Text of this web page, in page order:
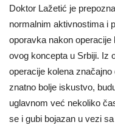
Doktor Lažetić je
normalnim aktivnostima i
oporavka nakon
ovog koncepta u Srbiji. Iz
operacije kolena
znatno bolje iskustvo,
uglavnom već nekoliko
se i gubi bojazan u vezi